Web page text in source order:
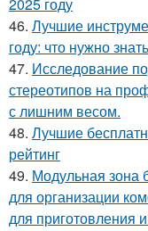
2025 году
46. Лучшие
году: что нужно знать
47. Исследование
стереотипов на
с лишним весом.
48. Лучшие
рейтинг
49. Модульная зона
для организации
для приготовления